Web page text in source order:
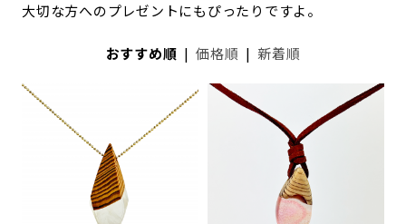
大切な方へのプレゼントにもぴったりですよ。
おすすめ順 |価格順 | 新着順